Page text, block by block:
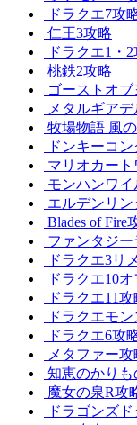
ドラクエ7攻
仁王3攻略
ドラクエ1・
桃鉄2攻略
ゴーストオ
メタルギア
牧場物語 風
ドンキーコ
マリオカー
モンハンワイ
エルデンリン
Blades of Fire
ファンタジ
ドラクエ3リ
ドラクエ10
ドラクエ11攻
ドラクエモ
ドラクエ6攻
メタファー攻
知恵のかりも
魔女の泉R攻
ドラゴンズ